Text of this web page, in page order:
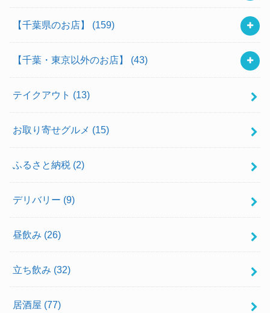
【千葉県のお店】 (159)
【千葉・東京以外のお店】 (43)
テイクアウト (13)
お取り寄せグルメ (15)
ふるさと納税 (2)
デリバリー (9)
昼飲み (26)
立ち飲み (32)
居酒屋 (77)